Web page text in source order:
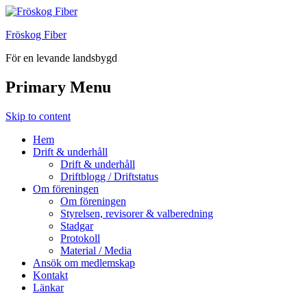
Fröskog Fiber
För en levande landsbygd
Primary Menu
Skip to content
Hem
Drift & underhåll
Drift & underhåll
Driftblogg / Driftstatus
Om föreningen
Om föreningen
Styrelsen, revisorer & valberedning
Stadgar
Protokoll
Material / Media
Ansök om medlemskap
Kontakt
Länkar